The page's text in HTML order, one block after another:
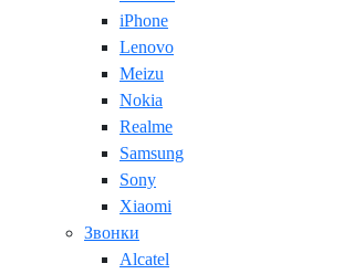
iPhone
Lenovo
Meizu
Nokia
Realme
Samsung
Sony
Xiaomi
Звонки
Alcatel